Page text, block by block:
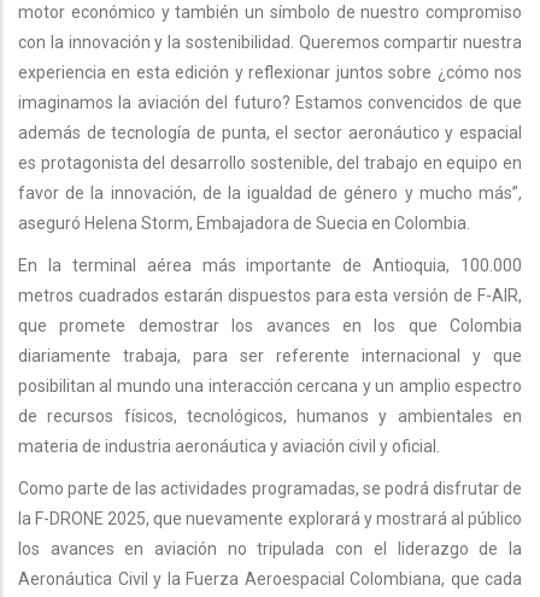
motor económico y también un símbolo de nuestro compromiso
con la innovación y la sostenibilidad. Queremos compartir nuestra
experiencia en esta edición y reflexionar juntos sobre ¿cómo nos
imaginamos la aviación del futuro? Estamos convencidos de que
además de tecnología de punta, el sector aeronáutico y espacial
es protagonista del desarrollo sostenible, del trabajo en equipo en
favor de la innovación, de la igualdad de género y mucho más”,
aseguró Helena Storm, Embajadora de Suecia en Colombia.
En la terminal aérea más importante de Antioquia, 100.000
metros cuadrados estarán dispuestos para esta versión de F-AIR,
que promete demostrar los avances en los que Colombia
diariamente trabaja, para ser referente internacional y que
posibilitan al mundo una interacción cercana y un amplio espectro
de recursos físicos, tecnológicos, humanos y ambientales en
materia de industria aeronáutica y aviación civil y oficial.
Como parte de las actividades programadas, se podrá disfrutar de
la F-DRONE 2025, que nuevamente explorará y mostrará al público
los avances en aviación no tripulada con el liderazgo de la
Aeronáutica Civil y la Fuerza Aeroespacial Colombiana, que cada